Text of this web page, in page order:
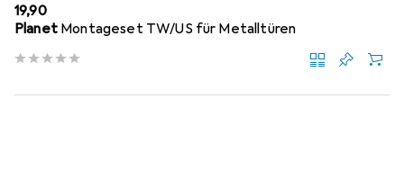
EUR
19,90
Planet Montageset TW/US für Metalltüren